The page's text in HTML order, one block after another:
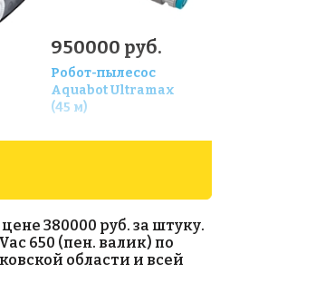
950000 руб.
Робот-пылесоc
Aquabot Ultramax
(45 м)
380000 руб. за штуку.
650 (пен. валик) по
области и всей